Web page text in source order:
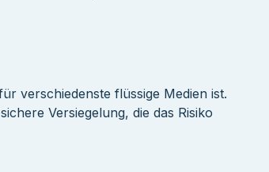
verschiedenste flüssige Medien ist.
Versiegelung, die das Risiko